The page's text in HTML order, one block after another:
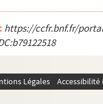
https://ccfr.bnf.fr/
Légales